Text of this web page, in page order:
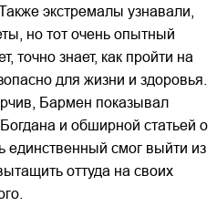
экстремалы узнавали,
но тот очень опытный
точно знает, как пройти на
для жизни и здоровья.
Бармен показывал
и обширной статьей о
единственный смог выйти из
оттуда на своих